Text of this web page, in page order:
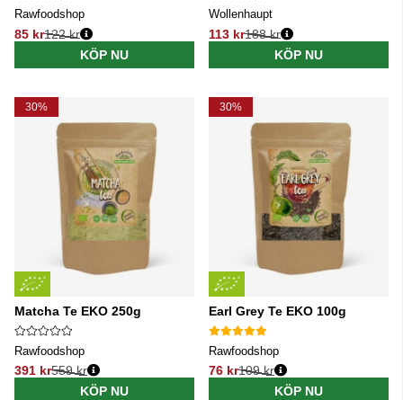
Rawfoodshop
85 kr
Ordinarie pris:
122 kr
KÖP NU
Wollenhaupt
113 kr
Ordinarie pris:
188 kr
KÖP NU
30%
Matcha Te EKO 250g
Rawfoodshop
391 kr
Ordinarie pris:
559 kr
KÖP NU
30%
Earl Grey Te EKO 100g
Rawfoodshop
76 kr
Ordinarie pris:
109 kr
KÖP NU